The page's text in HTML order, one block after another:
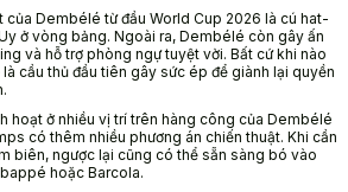
của Dembélé từ đầu World Cup 2026 là cú hat-
ở vòng bảng. Ngoài ra, Dembélé còn gây ấn
và hỗ trợ phòng ngự tuyệt vời. Bất cứ khi nào
cầu thủ đầu tiên gây sức ép để giành lại quyền
hoạt ở nhiều vị trí trên hàng công của Dembélé
có thêm nhiều phương án chiến thuật. Khi cần
biên, ngược lại cũng có thể sẵn sàng bó vào
hoặc Barcola.